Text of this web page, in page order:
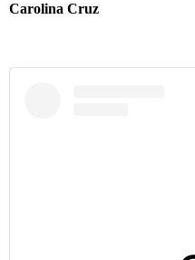
Carolina Cruz